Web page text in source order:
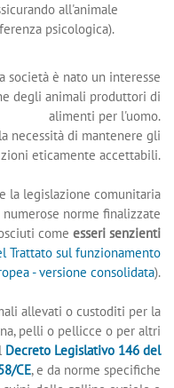
all'animale
psicologica).
società è nato un interesse
degli animali produttori di
alimenti per l'uomo.
necessità di mantenere gli
eticamente accettabili.
la legislazione comunitaria
norme finalizzate
come esseri senzienti
Trattato sul funzionamento
- versione consolidata).
allevati o custoditi per la
pelli o pellicce o per altri
Decreto Legislativo 146 del
CE, e da norme specifiche